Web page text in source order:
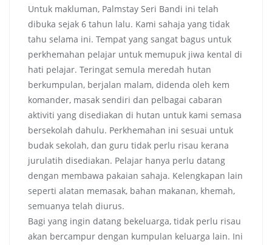
Untuk makluman, Palmstay Seri Bandi ini telah
dibuka sejak 6 tahun lalu. Kami sahaja yang tidak
tahu selama ini. Tempat yang sangat bagus untuk
perkhemahan pelajar untuk memupuk jiwa kental di
hati pelajar. Teringat semula meredah hutan
berkumpulan, berjalan malam, didenda oleh kem
komander, masak sendiri dan pelbagai cabaran
aktiviti yang disediakan di hutan untuk kami semasa
bersekolah dahulu. Perkhemahan ini sesuai untuk
budak sekolah, dan guru tidak perlu risau kerana
jurulatih disediakan. Pelajar hanya perlu datang
dengan membawa pakaian sahaja. Kelengkapan lain
seperti alatan memasak, bahan makanan, khemah,
semuanya telah diurus.
Bagi yang ingin datang bekeluarga, tidak perlu risau
akan bercampur dengan kumpulan keluarga lain. Ini